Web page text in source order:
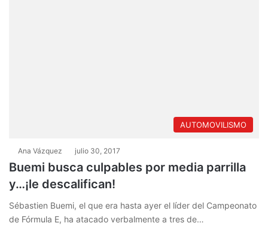
AUTOMOVILISMO
Ana Vázquez julio 30, 2017
Buemi busca culpables por media parrilla
y…¡le descalifican!
Sébastien Buemi, el que era hasta ayer el líder del Campeonato
de Fórmula E, ha atacado verbalmente a tres de…